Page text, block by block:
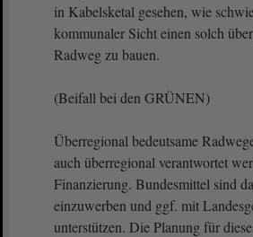
in Kabelsketal gesehen, wie
kommunaler Sicht einen solch
Radweg zu bauen.
(Beifall bei den GRÜNEN)
Überregional bedeutsame
auch überregional verantwortet
Finanzierung. Bundesmittel sind
einzuwerben und ggf. mit
unterstützen. Die Planung für